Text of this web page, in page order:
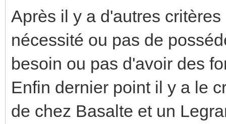
Après il y a d'autres
nécessité ou pas de
besoin ou pas d'avoir des
Enfin dernier point il y a le
de chez Basalte et un